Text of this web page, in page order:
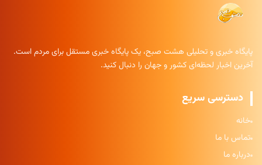
پایگاه خبری و تحلیلی هشت صبح، یک پایگاه خبری مستقل برای مردم است.
آخرین اخبار لحظه‌ای کشور و جهان را دنبال کنید.
دسترسی سریع
خانه
تماس با ما
درباره ما